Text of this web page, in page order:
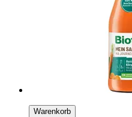
Warenkorb